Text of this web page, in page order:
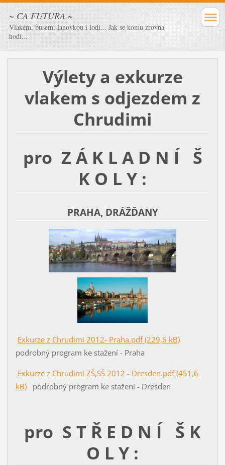
~ CA FUTURA ~
Vlakem, busem, lanovkou i lodí... Jak se komu zrovna
hodí...
Výlety a exkurze
vlakem s odjezdem z
Chrudimi
pro Z Á K L A D N Í Š
K O L Y :
PRAHA, DRÁŽĎANY
Exkurze z Chrudimi 2012- Praha.pdf (229,6 kB)
podrobný program ke stažení - Praha
Exkurze z Chrudimi ZŠ,SŠ 2012 - Dresden.pdf (451,6
kB)podrobný program ke stažení - Dresden
pro S T Ř E D N Í Š K
O L Y :